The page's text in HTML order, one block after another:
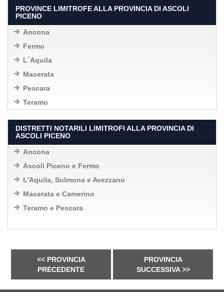
PROVINCE LIMITROFE ALLA PROVINCIA DI ASCOLI
PICENO
Ancona
Fermo
L´Aquila
Macerata
Pescara
Teramo
DISTRETTI NOTARILI LIMITROFI ALLA PROVINCIA DI
ASCOLI PICENO
Ancona
Ascoli Piceno e Fermo
L'Aquila, Sulmona e Avezzano
Macerata e Camerino
Teramo e Pescara
<< PROVINCIA
PRECEDENTE
PROVINCIA
SUCCESSIVA >>